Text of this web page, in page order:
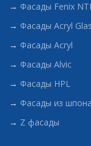
→ Фасады Fenix
→ Фасады Acryl
→ Фасады Acryl
→ Фасады Alvic
→ Фасады HPL
→ Фасады из шпона
→ Z фасады